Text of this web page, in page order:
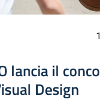
lancia il
Design